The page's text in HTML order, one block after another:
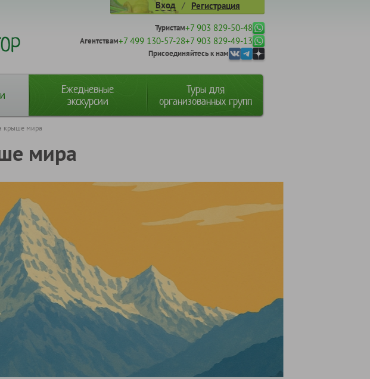
Вход / Регистрация
Туристам+7 903 829-50-48
Агентствам+7 499 130-57-28+7 903 829-49-13
Присоединяйтесь к нам
Ежедневные
экскурсии
Туры для
организованных групп
крыше мира
мира